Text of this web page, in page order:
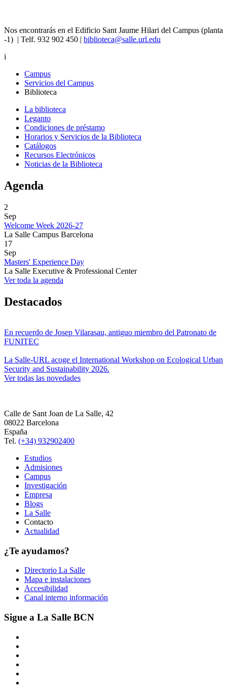
Nos encontrarás en el Edificio Sant Jaume Hilari del Campus (planta
-1) | Telf. 932 902 450 | biblioteca@salle.url.edu
i
Campus
Servicios del Campus
Biblioteca
La biblioteca
Leganto
Condiciones de préstamo
Horarios y Servicios de la Biblioteca
Catálogos
Recursos Electrónicos
Noticias de la Biblioteca
Agenda
2
Sep
Welcome Week 2026-27
La Salle Campus Barcelona
17
Sep
Masters' Experience Day
La Salle Executive & Professional Center
Ver toda la agenda
Destacados
En recuerdo de Josep Vilarasau, antiguo miembro del Patronato de
FUNITEC
La Salle-URL acoge el International Workshop on Ecological Urban
Security and Sustainability 2026.
Ver todas las novedades
Calle de Sant Joan de La Salle, 42
08022 Barcelona
España
Tel. (+34) 932902400
Estudios
Admisiones
Campus
Investigación
Empresa
Blogs
La Salle
Contacto
Actualidad
¿Te ayudamos?
Directorio La Salle
Mapa e instalaciones
Accesibilidad
Canal interno información
Sigue a La Salle BCN